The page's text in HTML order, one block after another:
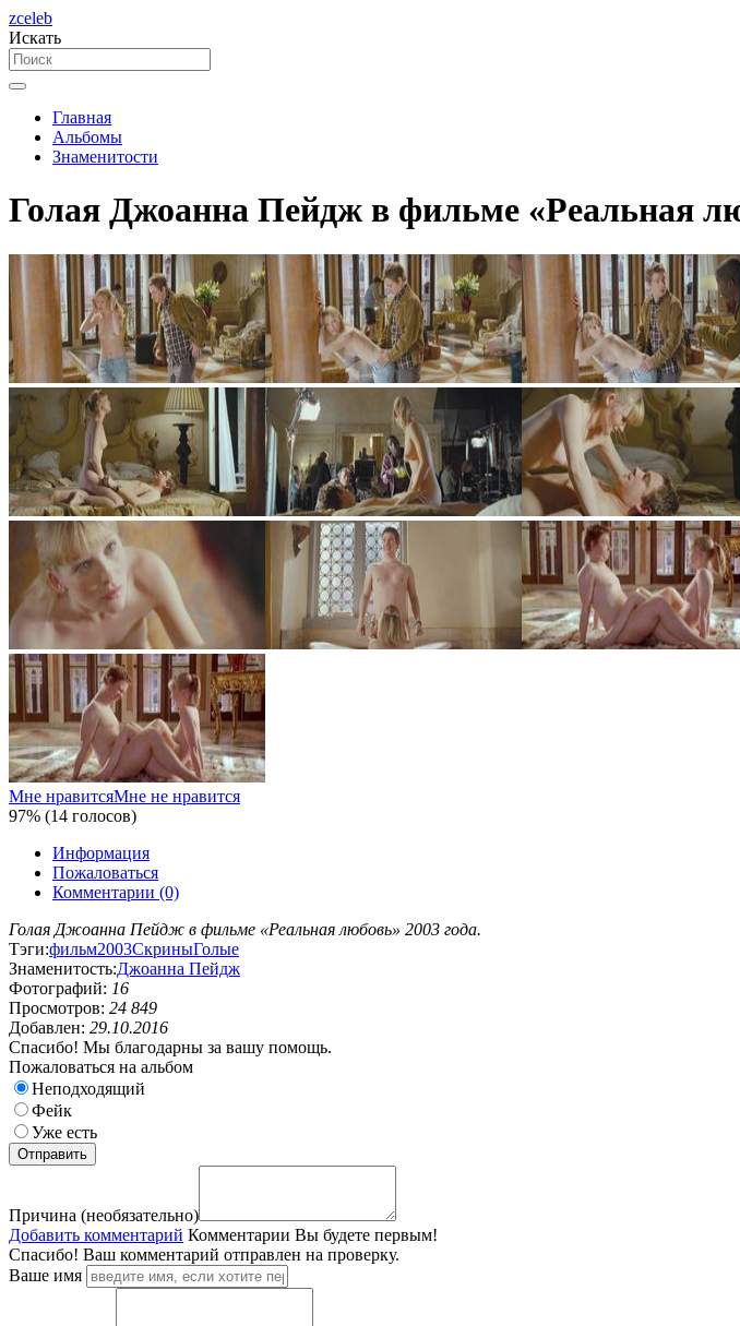
zceleb
Искать
Главная
Альбомы
Знаменитости
Голая Джоанна Пейдж в фильме «Реальная
Мне нравитсяМне не нравится
97% (14 голосов)
Информация
Пожаловаться
Комментарии (0)
Голая Джоанна Пейдж в фильме «Реальная любовь» 2003 года.
Тэги:фильм2003СкриныГолые
Знаменитость:Джоанна Пейдж
Фотографий: 16
Просмотров: 24 849
Добавлен: 29.10.2016
Спасибо! Мы благодарны за вашу помощь.
Пожаловаться на альбом
Неподходящий
Фейк
Уже есть
Причина (необязательно)
Добавить комментарий Комментарии Вы будете первым!
Спасибо! Ваш комментарий отправлен на проверку.
Ваше имя